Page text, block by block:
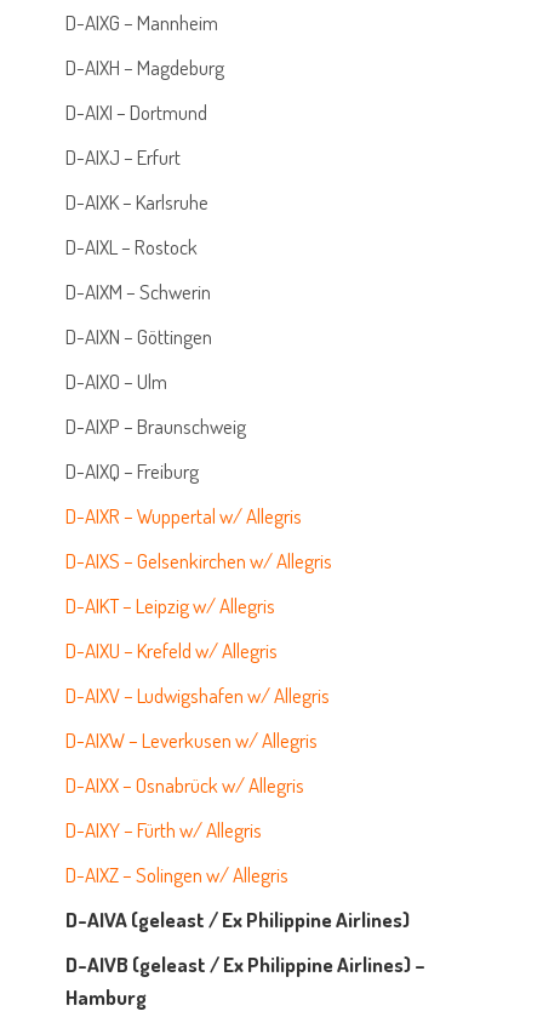
D-AIXG – Mannheim
D-AIXH – Magdeburg
D-AIXI – Dortmund
D-AIXJ – Erfurt
D-AIXK – Karlsruhe
D-AIXL – Rostock
D-AIXM – Schwerin
D-AIXN – Göttingen
D-AIXO – Ulm
D-AIXP – Braunschweig
D-AIXQ – Freiburg
D-AIXR – Wuppertal w/ Allegris
D-AIXS – Gelsenkirchen w/ Allegris
D-AIKT – Leipzig w/ Allegris
D-AIXU – Krefeld w/ Allegris
D-AIXV – Ludwigshafen w/ Allegris
D-AIXW – Leverkusen w/ Allegris
D-AIXX – Osnabrück w/ Allegris
D-AIXY – Fürth w/ Allegris
D-AIXZ – Solingen w/ Allegris
D-AIVA (geleast / Ex Philippine Airlines)
D-AIVB (geleast / Ex Philippine Airlines) –
Hamburg